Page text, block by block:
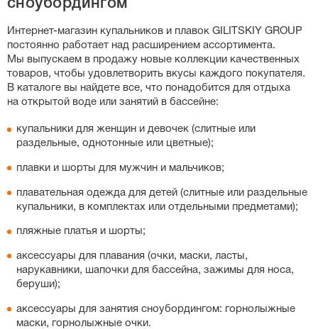
слитных купальников, особенно спортивных моделей с
если у вас высокий рост, выбирайте больший размер,
чтобы бретели не врезались в плечи. Вы также можете
свериться с нашей точной таблицей размеров на
странице каждого товара.
сноубордингом
Интернет-магазин купальников и плавок GILITSKIY GROUP
постоянно работает над расширением ассортимента.
Мы выпускаем в продажу новые коллекции качественных
товаров, чтобы удовлетворить вкусы каждого покупателя.
В каталоге вы найдете все, что понадобится для отдыха
на открытой воде или занятий в бассейне:
купальники для женщин и девочек (слитные или
раздельные, однотонные или цветные);
плавки и шорты для мужчин и мальчиков;
плавательная одежда для детей (слитные или раздельные
купальники, в комплектах или отдельными предметами);
пляжные платья и шорты;
аксессуары для плавания (очки, маски, ласты,
нарукавники, шапочки для бассейна, зажимы для носа,
беруши);
аксессуары для занятия сноубордингом: горнолыжные
маски, горнолыжные очки.